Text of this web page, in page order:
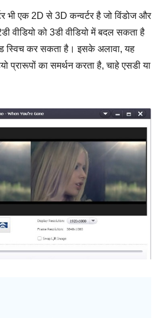
भी एक 2D से 3D कन्वर्टर है जो विंडोज और
को 3डी वीडियो में बदल सकता है
स्विच कर सकता है। इसके अलावा, यह
प्रारूपों का समर्थन करता है, चाहे एसडी या